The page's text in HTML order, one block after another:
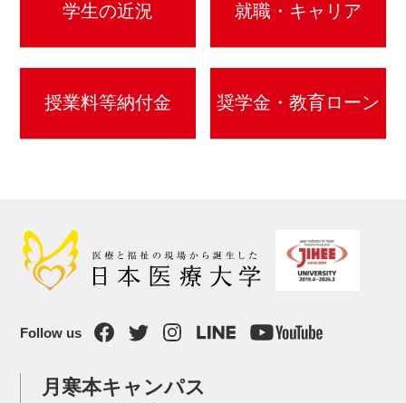
学生の近況 就職・キャリア
授業料等納付金 奨学金・教育ローン
Follow us
月寒本キャンパス